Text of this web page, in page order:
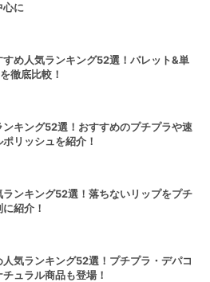
心に
すめ人気ランキング52選！パレット&単
徹底比較！
ンキング52選！おすすめのプチプラや速
リッシュを紹介！
ランキング52選！落ちないリップをプチ
紹介！
気ランキング52選！プチプラ・デパコ
ュラル商品も登場！